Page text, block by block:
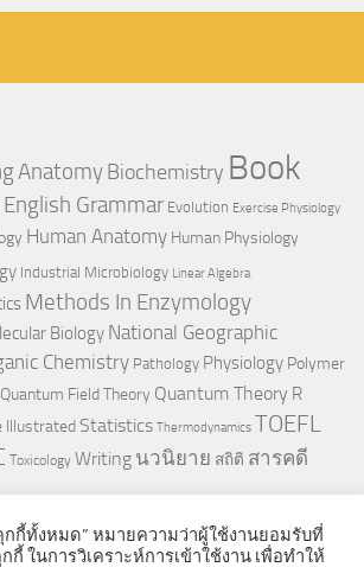
Anatomy Biochemistry Book
English Grammar Evolution Exercise Physiology
Human Anatomy Human Physiology
Industrial Microbiology Linear Algebra
Methods In Enzymology
Biology National Geographic
Chemistry Pathology Physiology Polymer
Quantum Field Theory Quantum Theory R
Illustrated Statistics Thermodynamics TOEFL
Toxicology Writing นวนิยาย สถิติ สารคดี
กี้ทั้งหมด” หมายความว่าผู้ใช้งานยอมรับที่
กี้ ในการวิเคราะห์การเข้าใช้งาน เพื่อทำให้